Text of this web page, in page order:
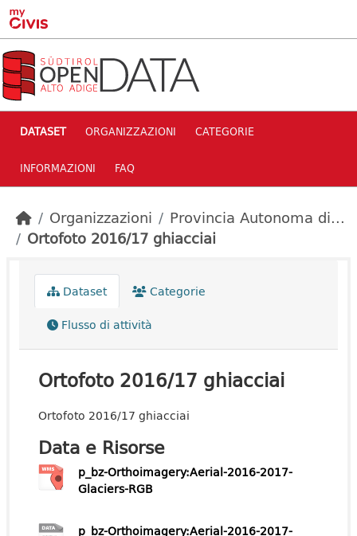
Skip to main content
DATASET ORGANIZZAZIONI CATEGORIE
INFORMAZIONI FAQ
Organizzazioni
Provincia Autonoma di...
Ortofoto 2016/17 ghiacciai
Dataset
Categorie
Flusso di attività
Ortofoto 2016/17 ghiacciai
Ortofoto 2016/17 ghiacciai
Data e Risorse
p_bz-Orthoimagery:Aerial-2016-2017-
Glaciers-RGB
p_bz-Orthoimagery:Aerial-2016-2017-